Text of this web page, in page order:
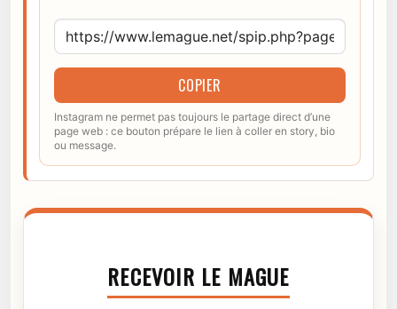
COPIER
Instagram ne permet pas toujours le partage direct d’une
page web : ce bouton prépare le lien à coller en story, bio
ou message.
RECEVOIR LE MAGUE